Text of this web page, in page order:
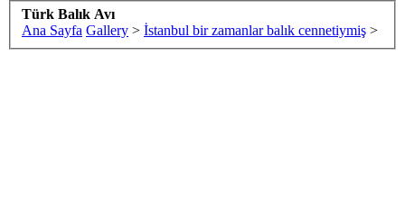
Türk Balık Avı
Ana Sayfa Gallery > İstanbul bir zamanlar balık cennetiymiş >